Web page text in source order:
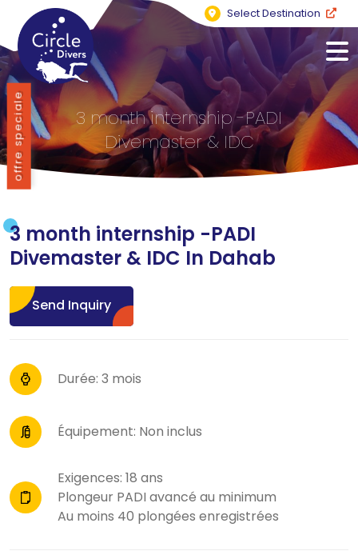
Select Destination
3 month internship -PADI
Divemaster & IDC
3 month internship -PADI
Divemaster & IDC In Dahab
Send Inquiry
Durée: 3 mois
Équipement: Non inclus
Exigences: 18 ans
Plongeur PADI avancé au minimum
Au moins 40 plongées enregistrées
offre speciale